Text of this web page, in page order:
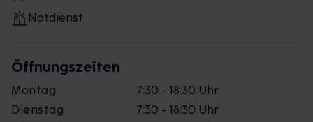
Notdienst
Öffnungszeiten
Montag
7:30 - 18:30 Uhr
Dienstag
7:30 - 18:30 Uhr